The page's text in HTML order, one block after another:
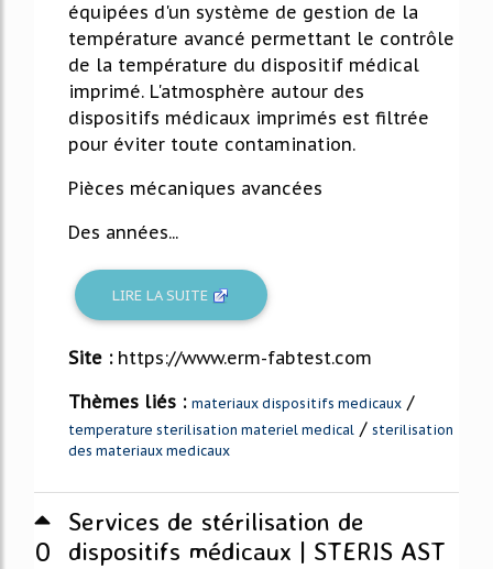
équipées d'un système de gestion de la
température avancé permettant le contrôle
de la température du dispositif médical
imprimé. L'atmosphère autour des
dispositifs médicaux imprimés est filtrée
pour éviter toute contamination.
Pièces mécaniques avancées
Des années...
LIRE LA SUITE
Site : https://www.erm-fabtest.com
Thèmes liés : materiaux dispositifs medicaux /
temperature sterilisation materiel medical / sterilisation
des materiaux medicaux
0
Services de stérilisation de
dispositifs médicaux | STERIS AST